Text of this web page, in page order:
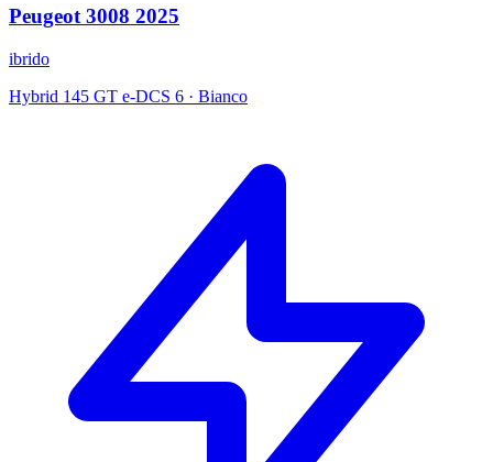
Peugeot 3008 2025
ibrido
Hybrid 145 GT e-DCS 6 · Bianco